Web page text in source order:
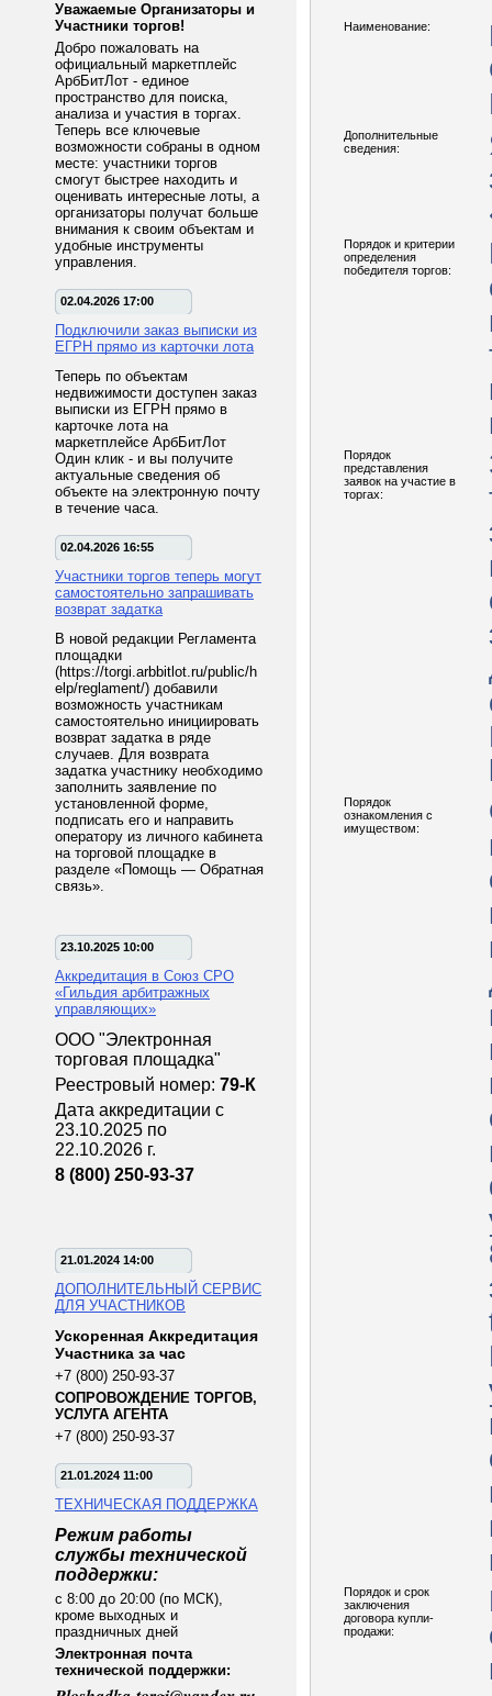
Уважаемые Организаторы и
Участники торгов!
Добро пожаловать на
официальный маркетплейс
АрбБитЛот - единое
пространство для поиска,
анализа и участия в торгах.
Теперь все ключевые
возможности собраны в одном
месте: участники торгов
смогут быстрее находить и
оценивать интересные лоты, а
организаторы получат больше
внимания к своим объектам и
удобные инструменты
управления.
02.04.2026 17:00
Подключили заказ выписки из
ЕГРН прямо из карточки лота
Теперь по объектам
недвижимости доступен заказ
выписки из ЕГРН прямо в
карточке лота на
маркетплейсе АрбБитЛот
Один клик - и вы получите
актуальные сведения об
объекте на электронную почту
в течение часа.
02.04.2026 16:55
Участники торгов теперь могут
самостоятельно запрашивать
возврат задатка
В новой редакции Регламента
площадки
(https://torgi.arbbitlot.ru/public/h
elp/reglament/) добавили
возможность участникам
самостоятельно инициировать
возврат задатка в ряде
случаев. Для возврата
задатка участнику необходимо
заполнить заявление по
установленной форме,
подписать его и направить
оператору из личного кабинета
на торговой площадке в
разделе «Помощь — Обратная
связь».
23.10.2025 10:00
Аккредитация в Союз СРО
«Гильдия арбитражных
управляющих»
ООО "Электронная
торговая площадка"
Реестровый номер: 79-К
Дата аккредитации с
23.10.2025 по
22.10.2026 г.
8 (800) 250-93-37
21.01.2024 14:00
ДОПОЛНИТЕЛЬНЫЙ СЕРВИС
ДЛЯ УЧАСТНИКОВ
Ускоренная Аккредитация
Участника за час
+7 (800) 250-93-37
СОПРОВОЖДЕНИЕ ТОРГОВ,
УСЛУГА АГЕНТА
+7 (800) 250-93-37
21.01.2024 11:00
ТЕХНИЧЕСКАЯ ПОДДЕРЖКА
Режим работы
службы технической
поддержки:
с 8:00 до 20:00 (по МСК),
кроме выходных и
праздничных дней
Электронная почта
технической поддержки:
Наименование:
Дополнительные
сведения:
Порядок и критерии
определения
победителя торгов:
Порядок
представления
заявок на участие в
торгах:
Порядок
ознакомления с
имуществом:
Порядок и срок
заключения
договора купли-
продажи: